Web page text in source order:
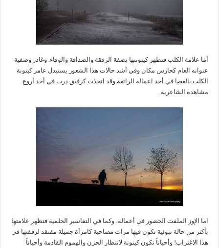
أما علامة الكلب فتظهر كينونتها بصفة الرفقة والصداقة والوفاء. وغادر وصفية
عنوانه العام كحارس مكان وفي أشد حالات هذا الشعور يستبدل عامر كينونة
الكلب بالعصا في أحد اعماله الرائعة وقد اتخذت كرفيق درب في أحد أروع
مشاهده الشاعرية.
اما الإوز الملفت الحضور في أعماله، وكما في التفاسير الحلمية فتظهر علامتها
بأكثر من حالة نبوئية تكون فيها مرات مصاحبة كامرأة جميلة مفتقد لرفقتها في
هذا الاغتراب! وأحياناً تكون كينونة لانتظار الحزن والهموم القادمة وأحياناً